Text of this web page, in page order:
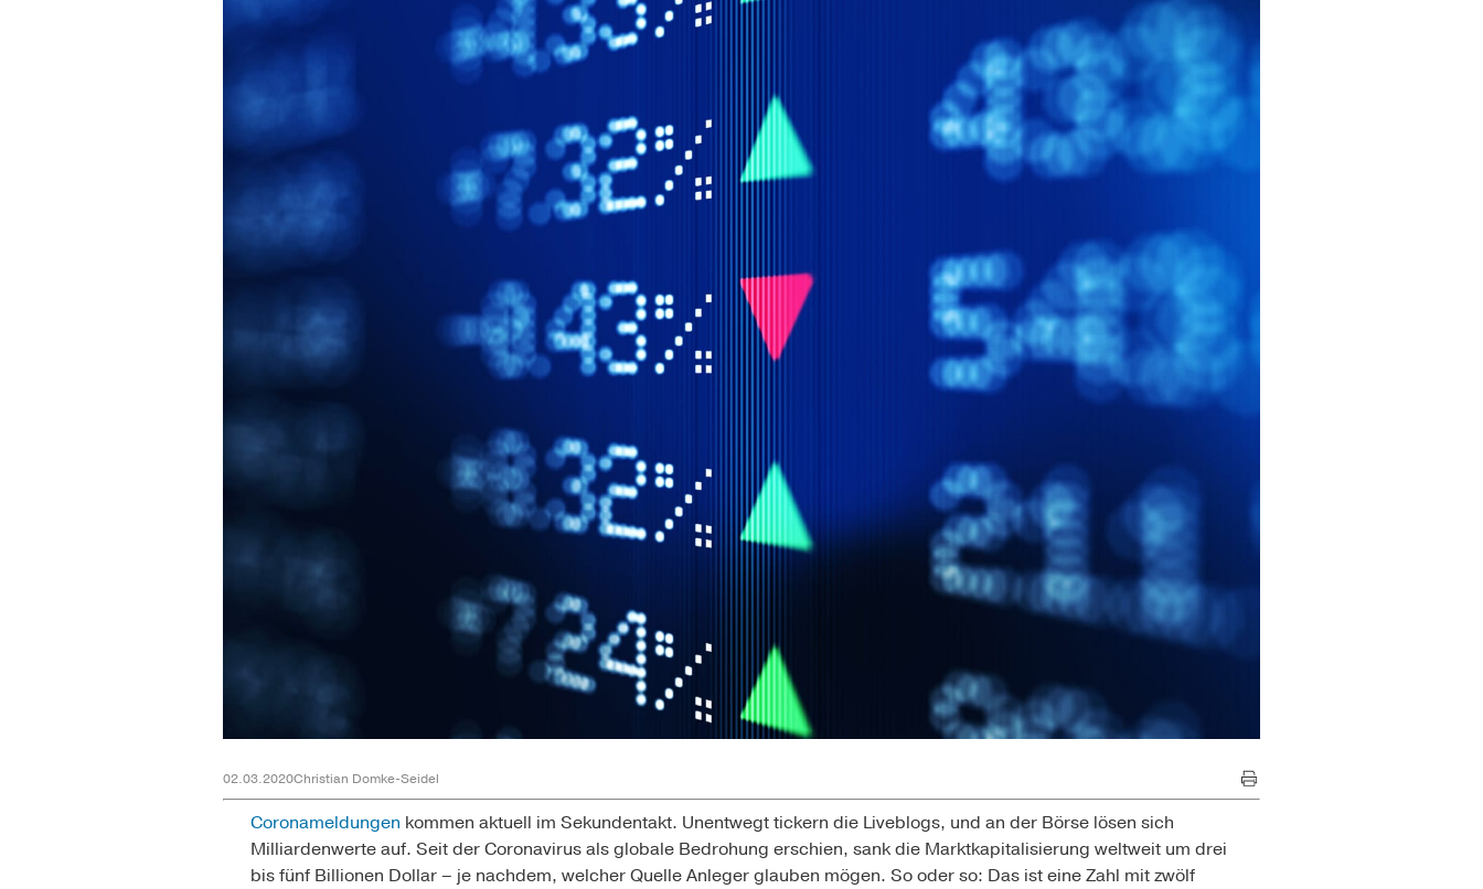
02.03.2020Christian Domke-Seidel
Coronameldungen kommen aktuell im Sekundentakt. Unentwegt tickern die Liveblogs, und an der Börse lösen sich
Milliardenwerte auf. Seit der Coronavirus als globale Bedrohung erschien, sank die Marktkapitalisierung weltweit um drei
bis fünf Billionen Dollar – je nachdem, welcher Quelle Anleger glauben mögen. So oder so: Das ist eine Zahl mit zwölf